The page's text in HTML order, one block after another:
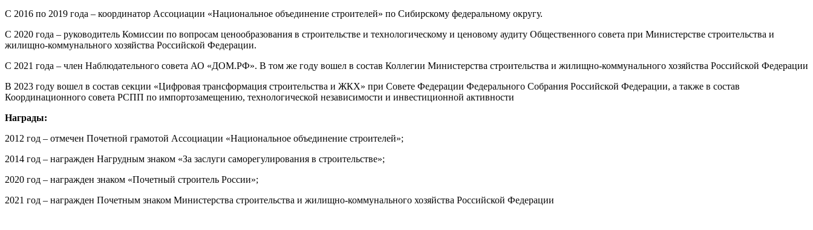
С 2016 по 2019 года – координатор Ассоциации «Национальное объединение строителей» по Сибирскому федеральному округу.
С 2020 года – руководитель Комиссии по вопросам ценообразования в строительстве и технологическому и ценовому аудиту Общественного совета при Министерстве строительства и
жилищно-коммунального хозяйства Российской Федерации.
С 2021 года – член Наблюдательного совета АО «ДОМ.РФ». В том же году вошел в состав Коллегии Министерства строительства и жилищно-коммунального хозяйства Российской Федерации
В 2023 году вошел в состав секции «Цифровая трансформация строительства и ЖКХ» при Совете Федерации Федерального Собрания Российской Федерации, а также в состав
Координационного совета РСПП по импортозамещению, технологической независимости и инвестиционной активности
Награды:
2012 год – отмечен Почетной грамотой Ассоциации «Национальное объединение строителей»;
2014 год – награжден Нагрудным знаком «За заслуги саморегулирования в строительстве»;
2020 год – награжден знаком «Почетный строитель России»;
2021 год – награжден Почетным знаком Министерства строительства и жилищно-коммунального хозяйства Российской Федерации